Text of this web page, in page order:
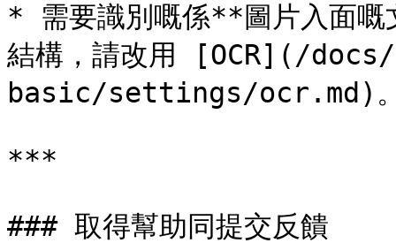
* 需要識別嘅係**圖片入面嘅
結構，請改用 [OCR](/
basic/settings/ocr.md)
***
### 取得幫助同提交反饋